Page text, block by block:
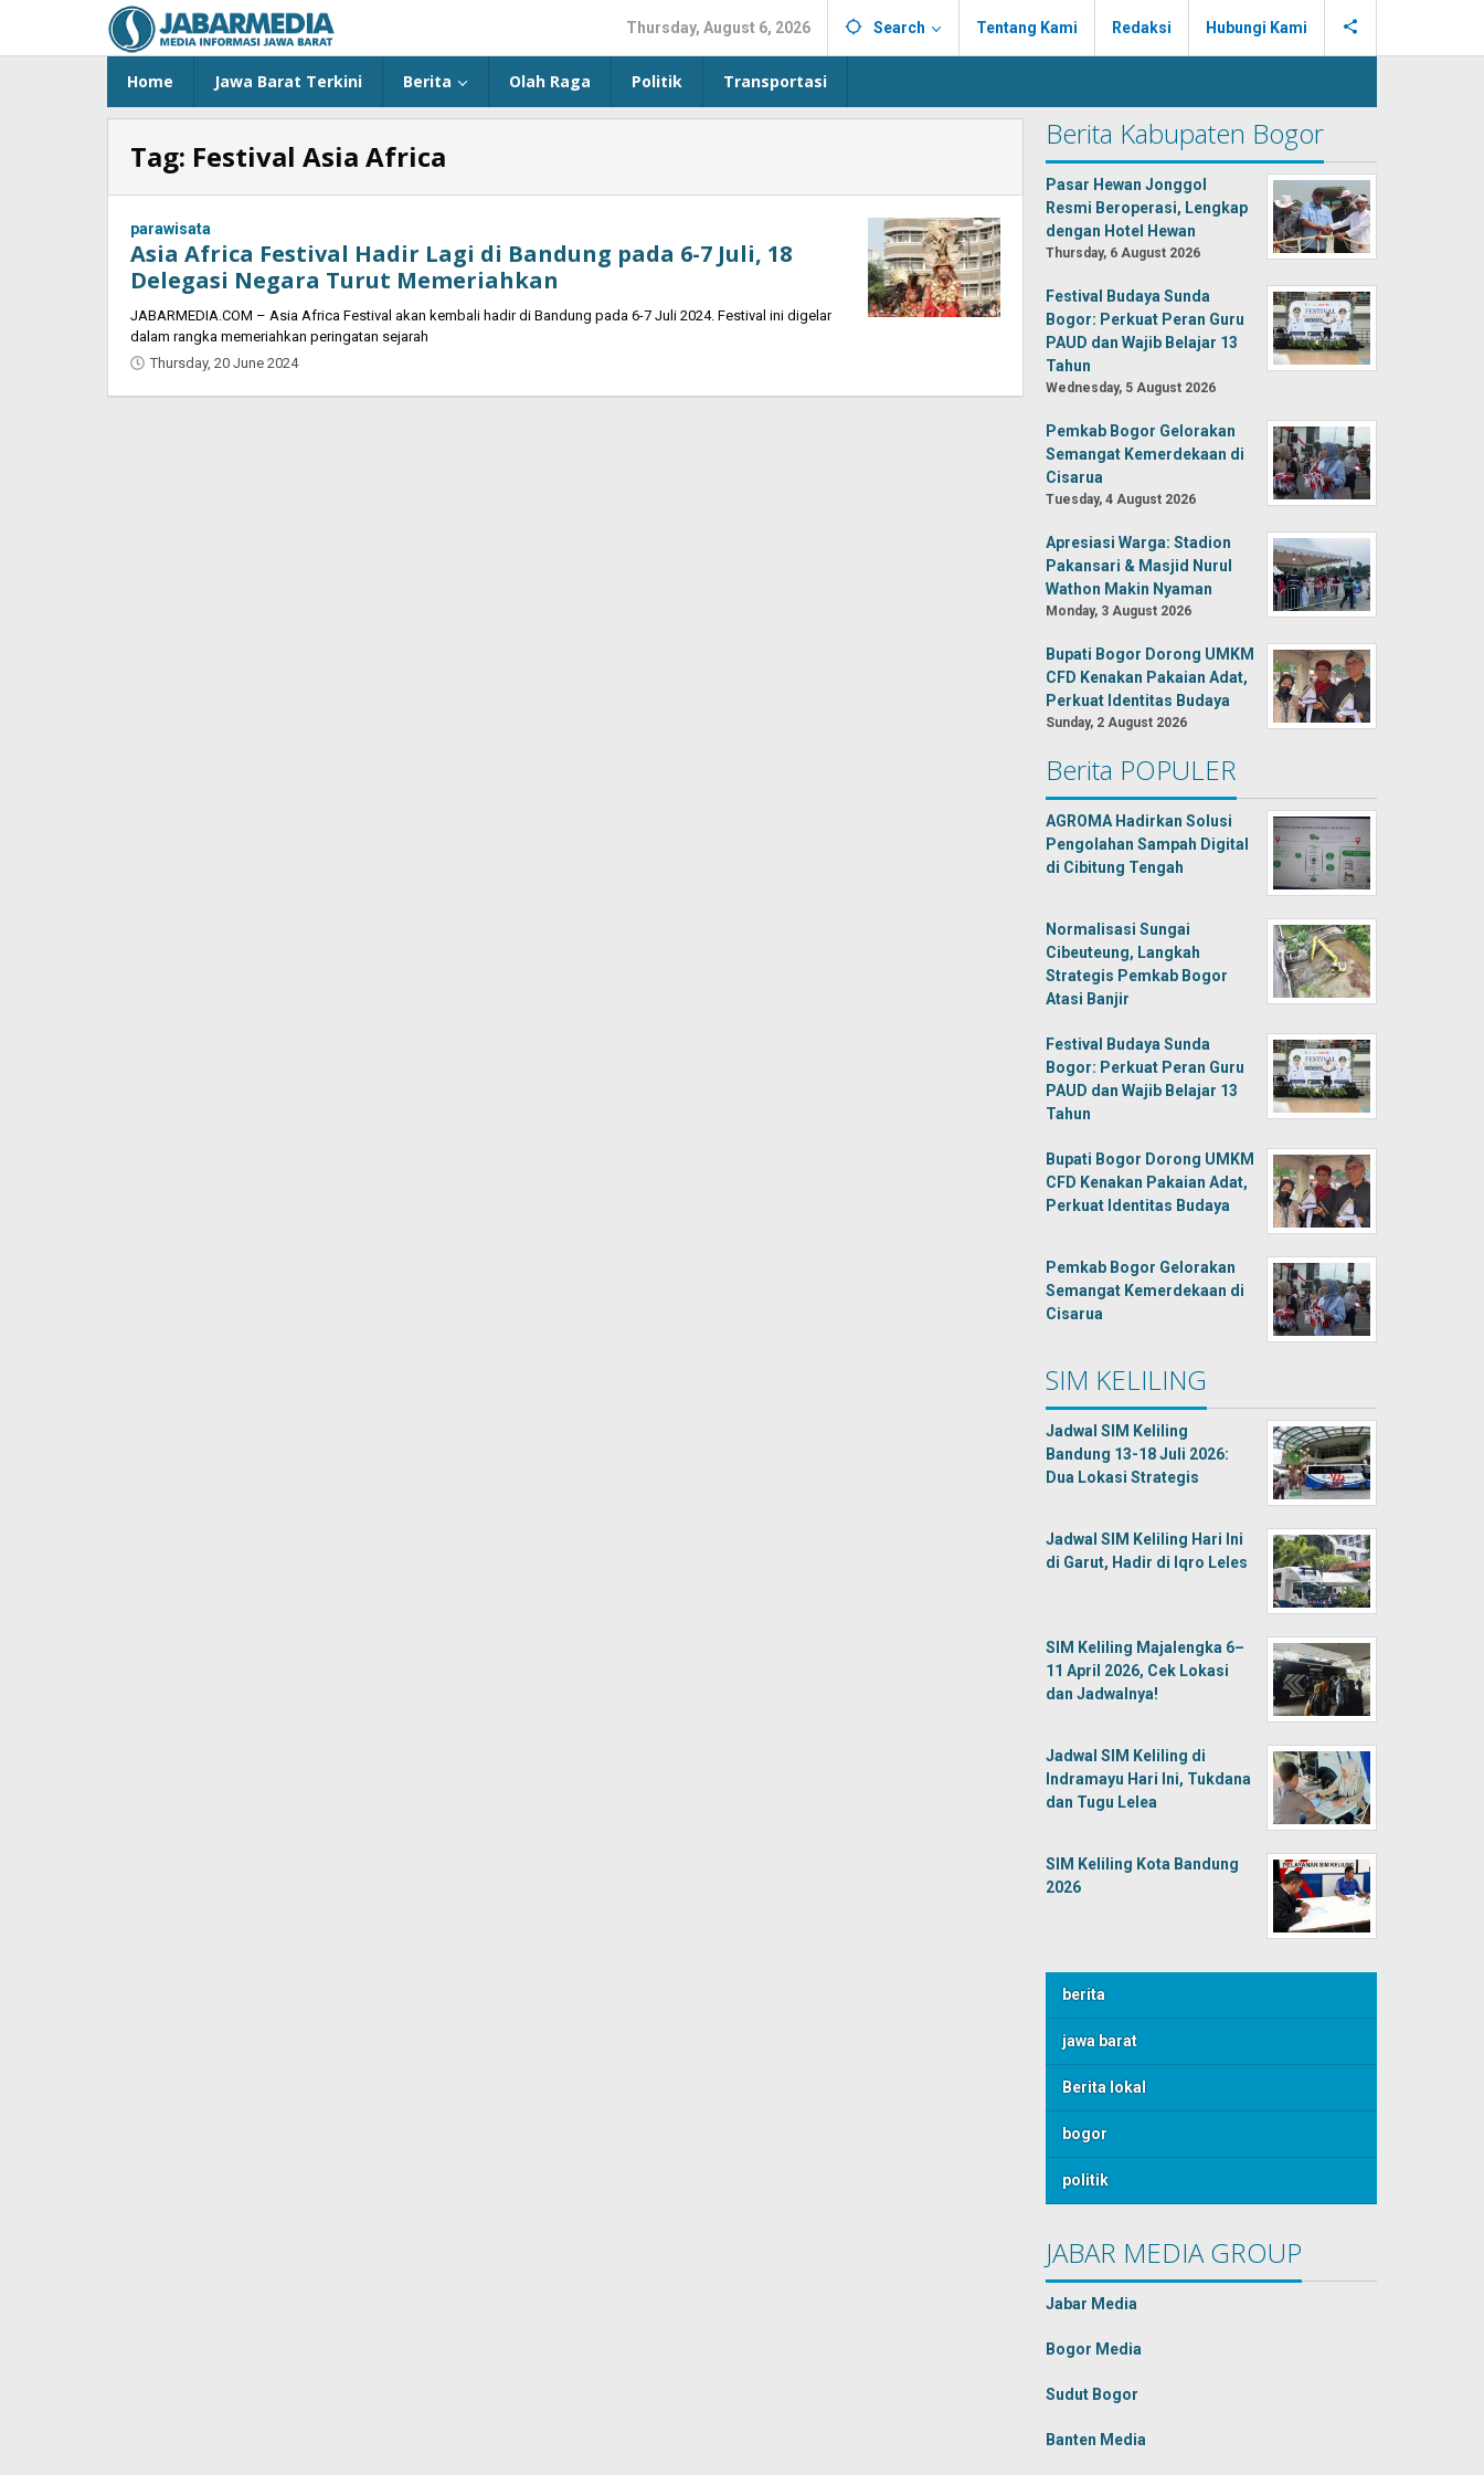
content
Thursday, August 6, 2026 Search Tentang Kami Redaksi Hubungi Kami
Home Jawa Barat Terkini Berita Olah Raga Politik Transportasi
Tag: Festival Asia Africa
parawisata
Asia Africa Festival Hadir Lagi di Bandung pada 6-7 Juli, 18
Delegasi Negara Turut Memeriahkan
JABARMEDIA.COM – Asia Africa Festival akan kembali hadir di Bandung pada 6-7 Juli 2024. Festival ini digelar
dalam rangka memeriahkan peringatan sejarah
Thursday, 20 June 2024
Berita Kabupaten Bogor
Pasar Hewan Jonggol
Resmi Beroperasi, Lengkap
dengan Hotel Hewan
Thursday, 6 August 2026
Festival Budaya Sunda
Bogor: Perkuat Peran Guru
PAUD dan Wajib Belajar 13
Tahun
Wednesday, 5 August 2026
Pemkab Bogor Gelorakan
Semangat Kemerdekaan di
Cisarua
Tuesday, 4 August 2026
Apresiasi Warga: Stadion
Pakansari & Masjid Nurul
Wathon Makin Nyaman
Monday, 3 August 2026
Bupati Bogor Dorong UMKM
CFD Kenakan Pakaian Adat,
Perkuat Identitas Budaya
Sunday, 2 August 2026
Berita POPULER
AGROMA Hadirkan Solusi
Pengolahan Sampah Digital
di Cibitung Tengah
Normalisasi Sungai
Cibeuteung, Langkah
Strategis Pemkab Bogor
Atasi Banjir
Festival Budaya Sunda
Bogor: Perkuat Peran Guru
PAUD dan Wajib Belajar 13
Tahun
Bupati Bogor Dorong UMKM
CFD Kenakan Pakaian Adat,
Perkuat Identitas Budaya
Pemkab Bogor Gelorakan
Semangat Kemerdekaan di
Cisarua
SIM KELILING
Jadwal SIM Keliling
Bandung 13-18 Juli 2026:
Dua Lokasi Strategis
Jadwal SIM Keliling Hari Ini
di Garut, Hadir di Iqro Leles
SIM Keliling Majalengka 6–
11 April 2026, Cek Lokasi
dan Jadwalnya!
Jadwal SIM Keliling di
Indramayu Hari Ini, Tukdana
dan Tugu Lelea
SIM Keliling Kota Bandung
2026
berita
jawa barat
Berita lokal
bogor
politik
JABAR MEDIA GROUP
Jabar Media
Bogor Media
Sudut Bogor
Banten Media